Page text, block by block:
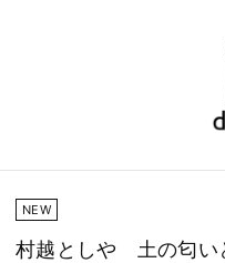
NEW
村越としや 土の匂い